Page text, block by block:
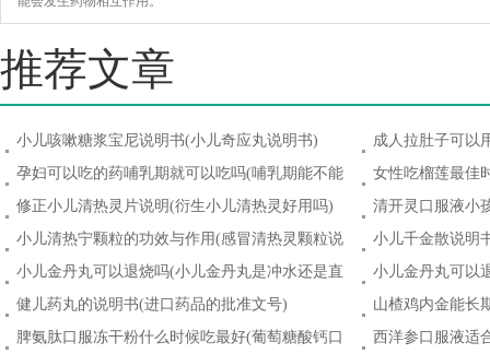
http://www.yxk120.com/news/8341.html
推荐文章
小儿咳嗽糖浆宝尼说明书(小儿奇应丸说明书)
成人拉肚子可以
随便用)
孕妇可以吃的药哺乳期就可以吃吗(哺乳期能不能
吃小儿氨酚黄那敏颗粒)
女性吃榴莲最佳
修正小儿清热灵片说明(衍生小儿清热灵好用吗)
清开灵口服液小
小儿清热宁颗粒的功效与作用(感冒清热灵颗粒说
明书)
小儿千金散说明
小儿金丹丸可以退烧吗(小儿金丹丸是冲水还是直
接吃)
小儿金丹丸可以
健儿药丸的说明书(进口药品的批准文号)
山楂鸡内金能长
吗)
脾氨肽口服冻干粉什么时候吃最好(葡萄糖酸钙口
西洋参口服液适